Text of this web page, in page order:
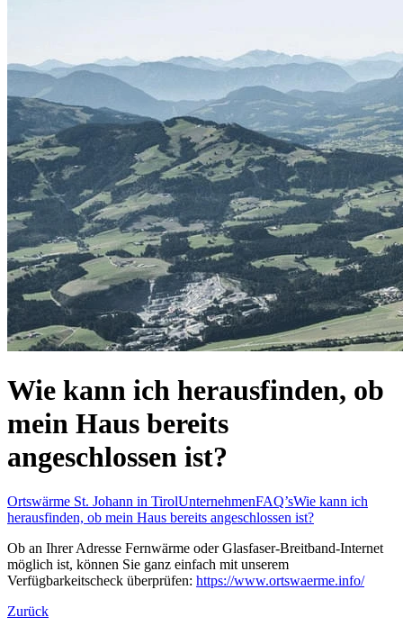
Wie kann ich herausfinden, ob
mein Haus bereits
angeschlossen ist?
Ortswärme St. Johann in TirolUnternehmenFAQ’sWie kann ich
herausfinden, ob mein Haus bereits angeschlossen ist?
Ob an Ihrer Adresse Fernwärme oder Glasfaser-Breitband-Internet
möglich ist, können Sie ganz einfach mit unserem
Verfügbarkeitscheck überprüfen: https://www.ortswaerme.info/
Zurück